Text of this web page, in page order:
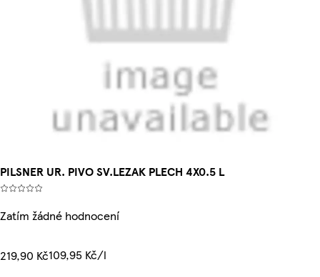
PILSNER UR. PIVO SV.LEZAK PLECH 4X0.5 L
Zatím žádné hodnocení
219,90 Kč109,95 Kč/l